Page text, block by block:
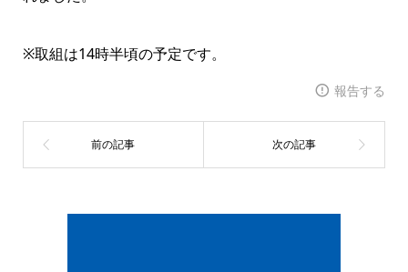
※取組は14時半頃の予定です。
報告する